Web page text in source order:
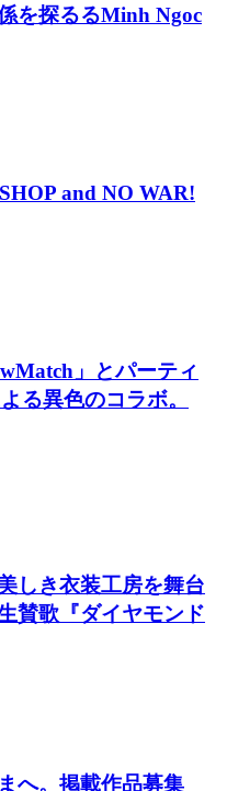
を探るるMinh Ngoc
and NO WAR!
」とパーティ
る異色のコラボ。
しき衣装工房を舞台
賛歌『ダイヤモンド
へ。掲載作品募集